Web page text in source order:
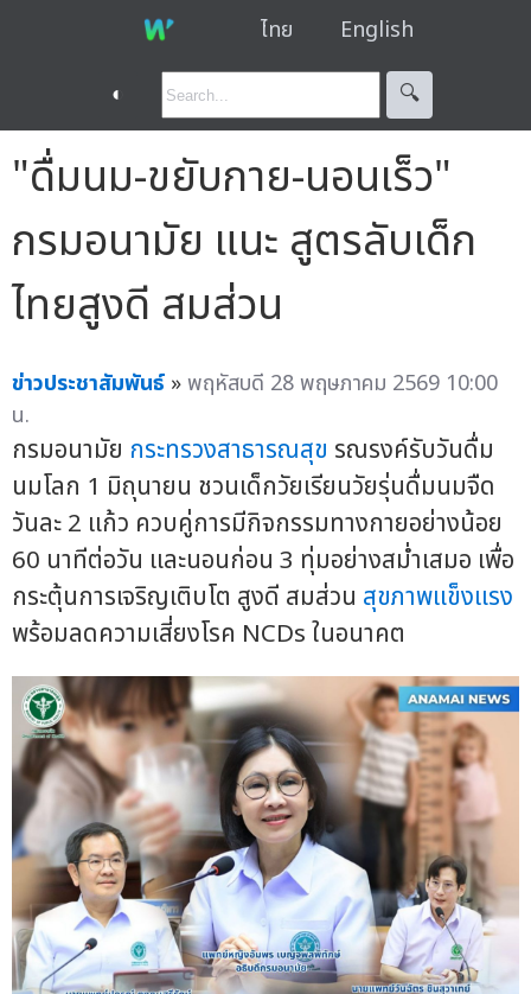
ไทย English
◐ 🔍︎
"ดื่มนม-ขยับกาย-นอนเร็ว"
กรมอนามัย แนะ สูตรลับเด็ก
ไทยสูงดี สมส่วน
ข่าวประชาสัมพันธ์ »พฤหัสบดี 28 พฤษภาคม 2569 10:00
น.
กรมอนามัย กระทรวงสาธารณสุข รณรงค์รับวันดื่ม
นมโลก 1 มิถุนายน ชวนเด็กวัยเรียนวัยรุ่นดื่มนมจืด
วันละ 2 แก้ว ควบคู่การมีกิจกรรมทางกายอย่างน้อย
60 นาทีต่อวัน และนอนก่อน 3 ทุ่มอย่างสม่ำเสมอ เพื่อ
กระตุ้นการเจริญเติบโต สูงดี สมส่วน สุขภาพแข็งแรง
พร้อมลดความเสี่ยงโรค NCDs ในอนาคต